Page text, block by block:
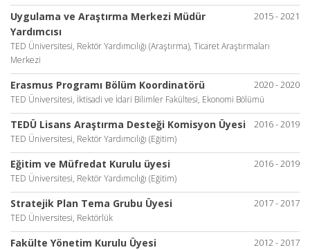
2015 - 2021
Uygulama ve Araştırma Merkezi Müdür
Yardımcısı
TED Üniversitesi, Rektör Yardımcılığı (Araştırma), Ticaret Araştırmaları
Merkezi
2020 - 2020
Erasmus Programı Bölüm Koordinatörü
TED Üniversitesi, İktisadi ve İdari Bilimler Fakültesi, Ekonomi Bölümü
2016 - 2019
TEDÜ Lisans Araştırma Desteği Komisyon Üyesi
TED Üniversitesi, Rektör Yardımcılığı (Eğitim)
2016 - 2019
Eğitim ve Müfredat Kurulu üyesi
TED Üniversitesi, Rektör Yardımcılığı (Eğitim)
2017 - 2017
Stratejik Plan Tema Grubu Üyesi
TED Üniversitesi, Rektörlük
2012 - 2017
Fakülte Yönetim Kurulu Üyesi